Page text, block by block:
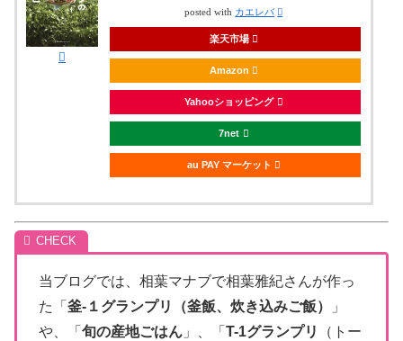
posted with カエレバ
楽天市場
Amazon
Yahooショッピング
7net
au PAY マーケット
当ブログでは、相葉マナブで相葉雅紀さんが作っ
た「 釜-１グランプリ（釜飯、炊き込みご飯）
」
や、「 旬の産地ごはん 」、「 T-1グランプリ
（トー